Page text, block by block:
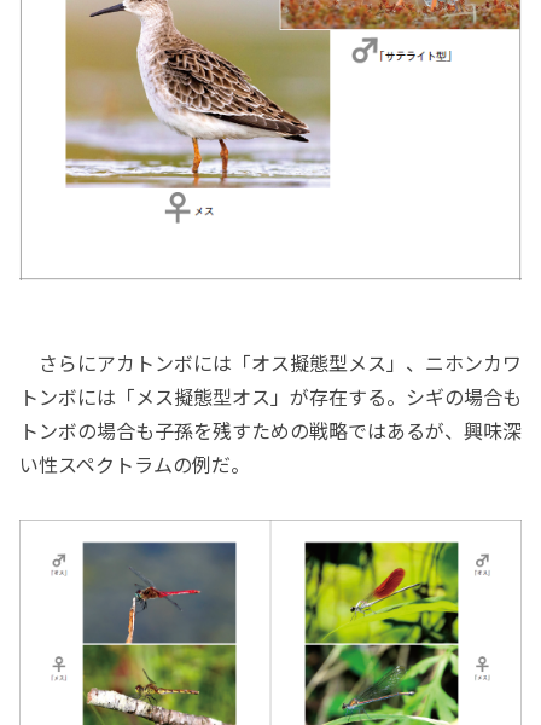
さらにアカトンボには「オス擬態型メス」、ニホンカワ
トンボには「メス擬態型オス」が存在する。シギの場合も
トンボの場合も子孫を残すための戦略ではあるが、興味深
い性スペクトラムの例だ。